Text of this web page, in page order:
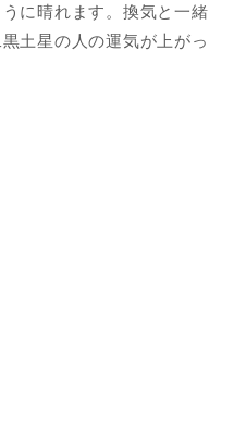
に晴れます。換気と一緒
土星の人の運気が上がっ